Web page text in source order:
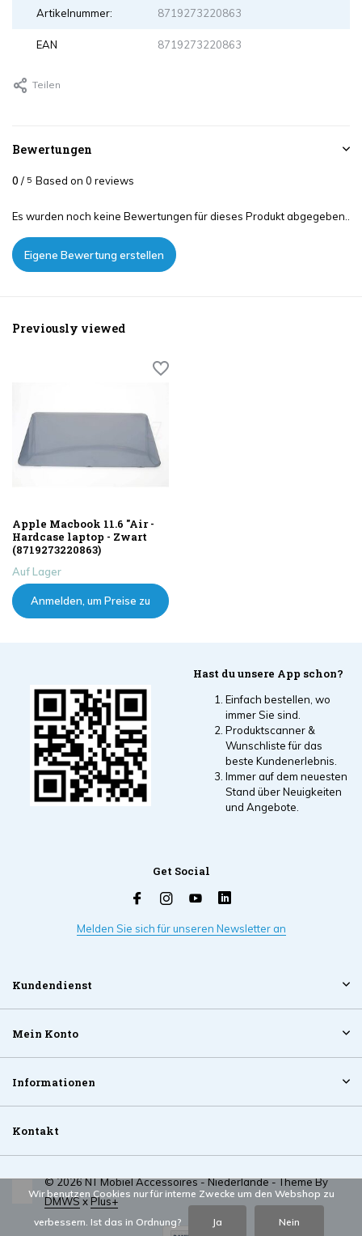
Artikelnummer: 8719273220863
EAN 8719273220863
Teilen
Bewertungen
0 / 5 Based on 0 reviews
Es wurden noch keine Bewertungen für dieses Produkt abgegeben..
Eigene Bewertung erstellen
Previously viewed
Apple Macbook 11.6 "Air -
Hardcase laptop - Zwart
(8719273220863)
Auf Lager
Anmelden, um Preise zu
Hast du unsere App schon?
Einfach bestellen, wo
immer Sie sind.
Produktscanner &
Wunschliste für das
beste Kundenerlebnis.
Immer auf dem neuesten
Stand über Neuigkeiten
und Angebote.
Get Social
Melden Sie sich für unseren Newsletter an
Kundendienst
Mein Konto
Informationen
Kontakt
© 2026 NT Mobiel Accessoires - Niederlande - Theme By
DMWSxPlus+
Wir benutzen Cookies nur für interne Zwecke um den Webshop zu
verbessern. Ist das in Ordnung? Ja Nein